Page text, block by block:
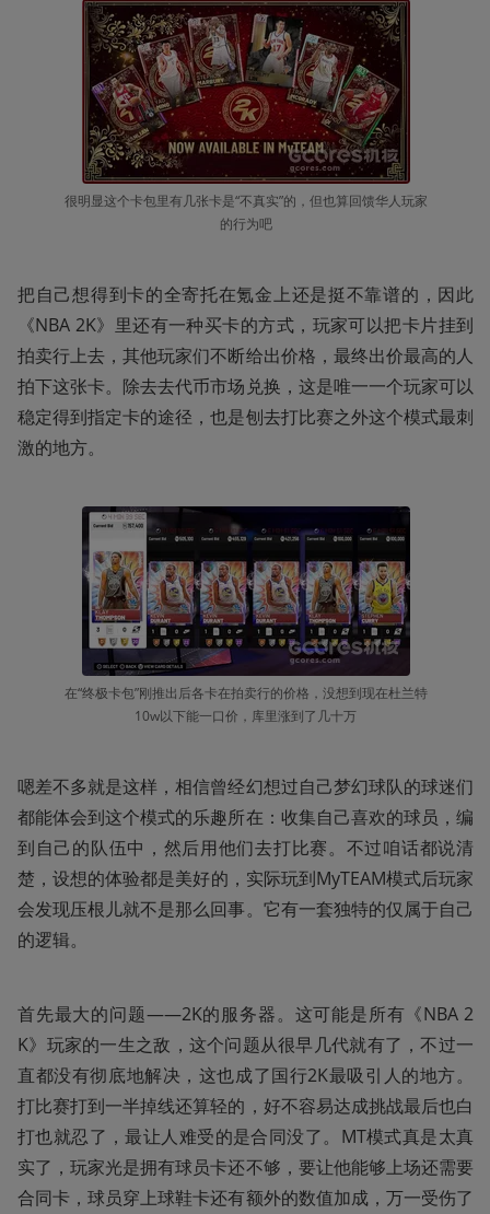
很明显这个卡包里有几张卡是“不真实”的，但也算回馈华人玩家
的行为吧
把自己想得到卡的全寄托在氪金上还是挺不靠谱的，因此
《NBA 2K》里还有一种买卡的方式，玩家可以把卡片挂到
拍卖行上去，其他玩家们不断给出价格，最终出价最高的人
拍下这张卡。除去去代币市场兑换，这是唯一一个玩家可以
稳定得到指定卡的途径，也是刨去打比赛之外这个模式最刺
激的地方。
在“终极卡包”刚推出后各卡在拍卖行的价格，没想到现在杜兰特
10w以下能一口价，库里涨到了几十万
嗯差不多就是这样，相信曾经幻想过自己梦幻球队的球迷们
都能体会到这个模式的乐趣所在：收集自己喜欢的球员，编
到自己的队伍中，然后用他们去打比赛。不过咱话都说清
楚，设想的体验都是美好的，实际玩到MyTEAM模式后玩家
会发现压根儿就不是那么回事。它有一套独特的仅属于自己
的逻辑。
首先最大的问题——2K的服务器。这可能是所有《NBA 2
K》玩家的一生之敌，这个问题从很早几代就有了，不过一
直都没有彻底地解决，这也成了国行2K最吸引人的地方。
打比赛打到一半掉线还算轻的，好不容易达成挑战最后也白
打也就忍了，最让人难受的是合同没了。MT模式真是太真
实了，玩家光是拥有球员卡还不够，要让他能够上场还需要
合同卡，球员穿上球鞋卡还有额外的数值加成，万一受伤了